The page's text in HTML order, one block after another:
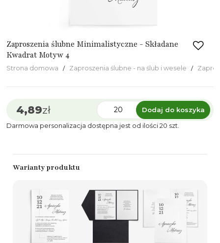
Zaproszenia ślubne Minimalistyczne - Składane
Kwadrat Motyw 4
Strona domowa Zaproszenia ślubne - na ślub i wesele
4,89zł
Dodaj do koszyka
Darmowa personalizacja dostępna jest od ilości 20 szt.
Warianty produktu